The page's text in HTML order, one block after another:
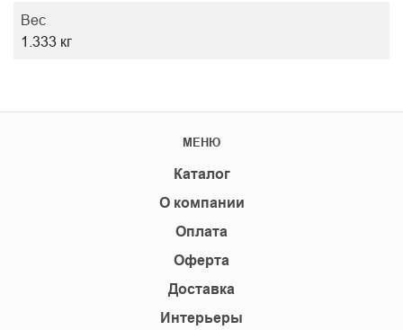
Вес
1.333 кг
МЕНЮ
Каталог
О компании
Оплата
Оферта
Доставка
Интерьеры